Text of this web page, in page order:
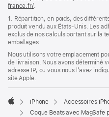
france.fr/(s’ouvre
une
nouvelle
fenêtre)
.
1. Répartition, en poids, des
produit vendu aux États-Unis. Les
exclus de nos calculs portant sur la
emballages.
Nous utilisons votre emplacement
de livraison. Nous avons déterminé
adresse IP, ou vous nous l’avez
site Apple.
Apple
iPhone Accessoires
Coque Beats avec MagSafe